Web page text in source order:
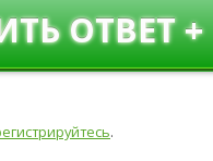
ОТВЕТ +
.